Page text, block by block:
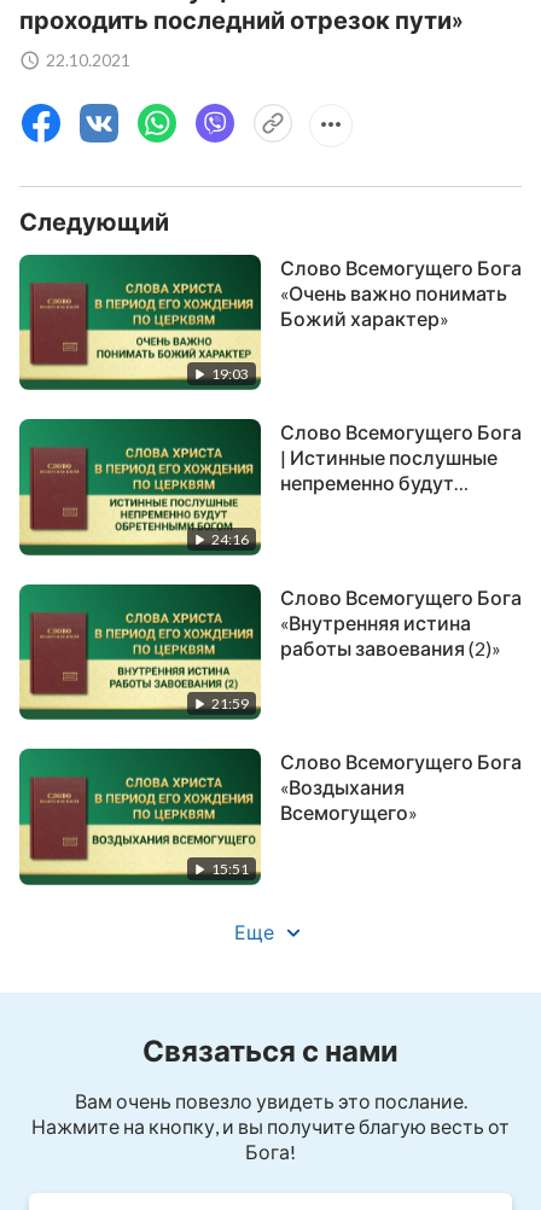
проходить последний отрезок пути»
22.10.2021
Следующий
19:03
Слово Всемогущего Бога
«Очень важно понимать
Божий характер»
24:16
Слово Всемогущего Бога
| Истинные послушные
непременно будут
21:59
Слово Всемогущего Бога
«Внутренняя истина
работы завоевания (2)»
15:51
Слово Всемогущего Бога
«Воздыхания
Всемогущего»
Еще
Связаться с нами
Вам очень повезло увидеть это послание.
Нажмите на кнопку, и вы получите благую весть от
Бога!